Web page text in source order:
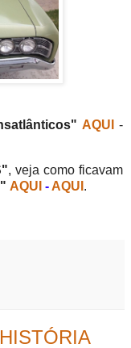
AQUI
-
, veja como ficavam
AQUI -AQUI .